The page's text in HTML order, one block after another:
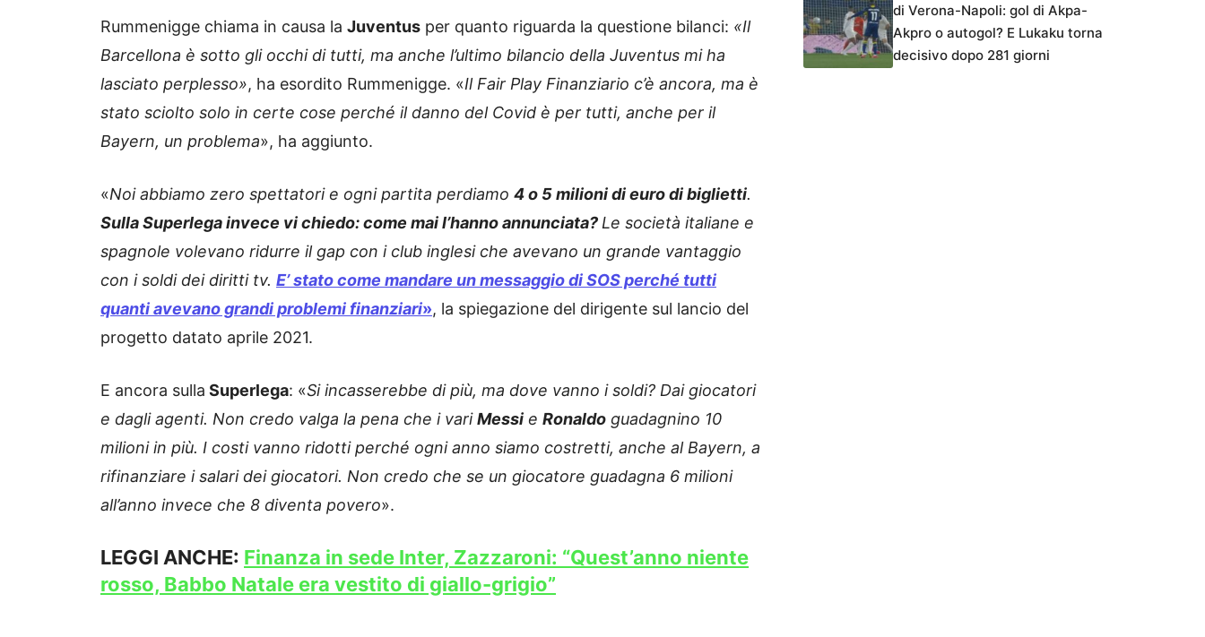
Rummenigge chiama in causa la Juventus per quanto riguarda la questione bilanci: «Il
Barcellona è sotto gli occhi di tutti, ma anche l’ultimo bilancio della Juventus mi ha
lasciato perplesso», ha esordito Rummenigge. «Il Fair Play Finanziario c’è ancora, ma è
stato sciolto solo in certe cose perché il danno del Covid è per tutti, anche per il
Bayern, un problema», ha aggiunto.
«Noi abbiamo zero spettatori e ogni partita perdiamo 4 o 5 milioni di euro di biglietti.
Sulla Superlega invece vi chiedo: come mai l’hanno annunciata? Le società italiane e
spagnole volevano ridurre il gap con i club inglesi che avevano un grande vantaggio
con i soldi dei diritti tv. E’ stato come mandare un messaggio di SOS perché tutti
quanti avevano grandi problemi finanziari», la spiegazione del dirigente sul lancio del
progetto datato aprile 2021.
E ancora sulla Superlega: «Si incasserebbe di più, ma dove vanno i soldi? Dai giocatori
e dagli agenti. Non credo valga la pena che i variMessi e Ronaldo guadagnino 10
milioni in più. I costi vanno ridotti perché ogni anno siamo costretti, anche al Bayern, a
rifinanziare i salari dei giocatori. Non credo che se un giocatore guadagna 6 milioni
all’anno invece che 8 diventa povero».
LEGGI ANCHE: Finanza in sede Inter, Zazzaroni: “Quest’anno niente
rosso, Babbo Natale era vestito di giallo-grigio”
di Verona-Napoli: gol di Akpa-
Akpro o autogol? E Lukaku torna
decisivo dopo 281 giorni